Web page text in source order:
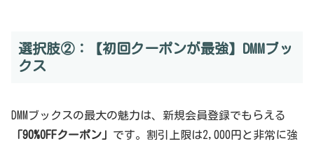
選択肢②：【初回クーポンが最強】DMMブッ
クス
DMMブックスの最大の魅力は、新規会員登録でもらえる
「90%OFFクーポン」 です。割引上限は2,000円と非常に強